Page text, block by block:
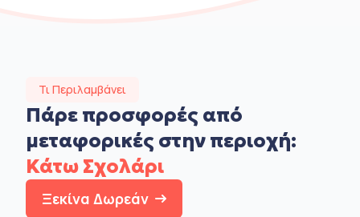
Τι Περιλαμβάνει
Πάρε προσφορές από
μεταφορικές στην περιοχή:
Κάτω Σχολάρι
Ξεκίνα Δωρεάν